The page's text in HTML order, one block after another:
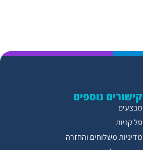
קישורים נוספים
מבצעים
סל קניות
מדיניות משלוחים והחזרה